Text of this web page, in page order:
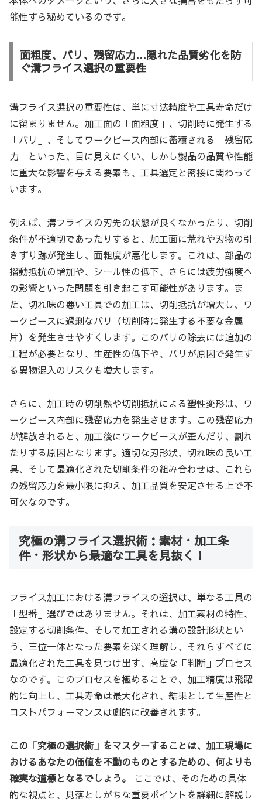
能性すら秘めているのです。
面粗度、バリ、残留応力…隠れた品質劣化を防
ぐ溝フライス選択の重要性
溝フライス選択の重要性は、単に寸法精度や工具寿命だけ
に留まりません。加工面の「面粗度」、切削時に発生する
「バリ」、そしてワークピース内部に蓄積される「残留応
力」といった、目に見えにくい、しかし製品の品質や性能
に重大な影響を与える要素も、工具選定と密接に関わって
います。
例えば、溝フライスの刃先の状態が良くなかったり、切削
条件が不適切であったりすると、加工面に荒れや刃物の引
きずり跡が発生し、面粗度が悪化します。これは、部品の
摺動抵抗の増加や、シール性の低下、さらには疲労強度へ
の影響といった問題を引き起こす可能性があります。ま
た、切れ味の悪い工具での加工は、切削抵抗が増大し、ワ
ークピースに過剰なバリ（切削時に発生する不要な金属
片）を発生させやすくします。このバリの除去には追加の
工程が必要となり、生産性の低下や、バリが原因で発生す
る異物混入のリスクも増大します。
さらに、加工時の切削熱や切削抵抗による塑性変形は、ワ
ークピース内部に残留応力を発生させます。この残留応力
が解放されると、加工後にワークピースが歪んだり、割れ
たりする原因となります。適切な刃形状、切れ味の良い工
具、そして最適化された切削条件の組み合わせは、これら
の残留応力を最小限に抑え、加工品質を安定させる上で不
可欠なのです。
究極の溝フライス選択術：素材・加工条
件・形状から最適な工具を見抜く！
フライス加工における溝フライスの選択は、単なる工具の
「型番」選びではありません。それは、加工素材の特性、
設定する切削条件、そして加工される溝の設計形状とい
う、三位一体となった要素を深く理解し、それらすべてに
最適化された工具を見つけ出す、高度な「判断」プロセス
なのです。このプロセスを極めることで、加工精度は飛躍
的に向上し、工具寿命は最大化され、結果として生産性と
コストパフォーマンスは劇的に改善されます。
この「究極の選択術」をマスターすることは、加工現場に
おけるあなたの価値を不動のものとするための、何よりも
確実な道標となるでしょう。
ここでは、そのための具体
的な視点と、見落としがちな重要ポイントを詳細に解説し